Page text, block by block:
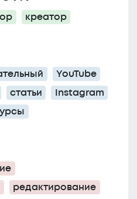
креатор
YouTube
статьи
Instagram
редактирование